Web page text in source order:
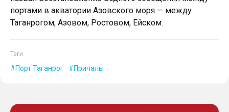
портами в акватории Азовского моря — между
Таганрогом, Азовом, Ростовом, Ейском.
Теги
Порт Таганрог Причалы